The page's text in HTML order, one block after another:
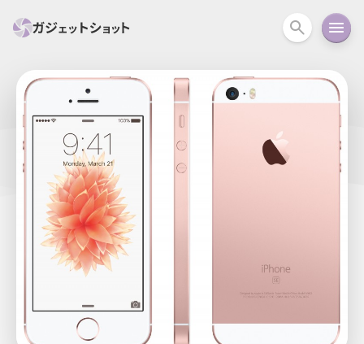
すべて スマホ PC関連 ウェア
セール情報 スマートホーム
iPhone
ガイド ニュース